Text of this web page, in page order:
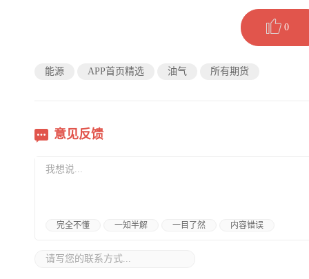
0
能源 APP首页精选 油气 所有期货
意见反馈
完全不懂 一知半解 一目了然 内容错误